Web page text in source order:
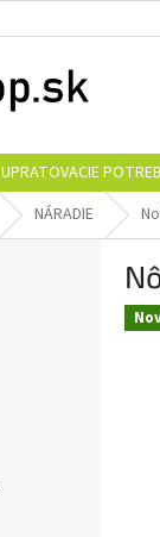
UPRATOVACIE
NÁRADIE